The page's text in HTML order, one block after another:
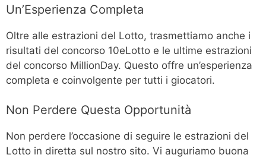
Un’Esperienza Completa
Oltre alle estrazioni del Lotto, trasmettiamo anche i
risultati del concorso 10eLotto e le ultime estrazioni
del concorso MillionDay. Questo offre un’esperienza
completa e coinvolgente per tutti i giocatori.
Non Perdere Questa Opportunità
Non perdere l’occasione di seguire le estrazioni del
Lotto in diretta sul nostro sito. Vi auguriamo buona